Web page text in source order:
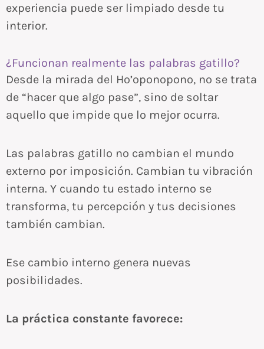
experiencia puede ser limpiado desde tu
interior.
¿Funcionan realmente las palabras gatillo?
Desde la mirada del Ho’oponopono, no se trata
de “hacer que algo pase”, sino de soltar
aquello que impide que lo mejor ocurra.
Las palabras gatillo no cambian el mundo
externo por imposición. Cambian tu vibración
interna. Y cuando tu estado interno se
transforma, tu percepción y tus decisiones
también cambian.
Ese cambio interno genera nuevas
posibilidades.
La práctica constante favorece: